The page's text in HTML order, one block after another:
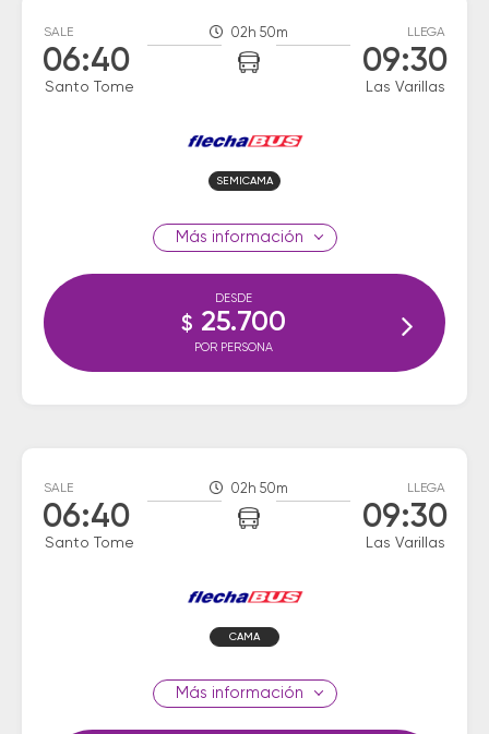
SALE
06:40
Santo Tome
02h 50m LLEGA
09:30
Las Varillas
SEMICAMA
información
DESDE
$ 25.700
POR PERSONA
SALE
06:40
Santo Tome
02h 50m LLEGA
09:30
Las Varillas
CAMA
información